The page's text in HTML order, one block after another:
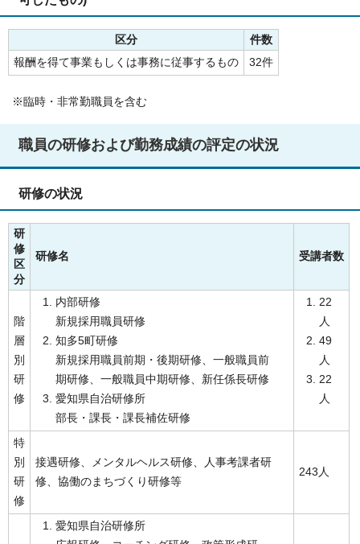
区分
件数
報酬を得て事業もしくは事務に従事するもの
32件
※臨時・非常勤職員を含む
職員の研修および勤務成績の評定の状況
研修の状況
研
修
区
分
研修名 受講者数
階
層
別
研
修
内部研修
新規採用職員研修
知多5町研修
新規採用職員前期・後期研修、一般職員前
期研修、一般職員中期研修、新任係長研修
愛知県自治研修所
部長・課長・課長補佐研修
22
人
49
人
22
人
特
別
研
修
接遇研修、メンタルヘルス研修、人事考課者研
修、協働のまちづくり研修等
243人
愛知県自治研修所